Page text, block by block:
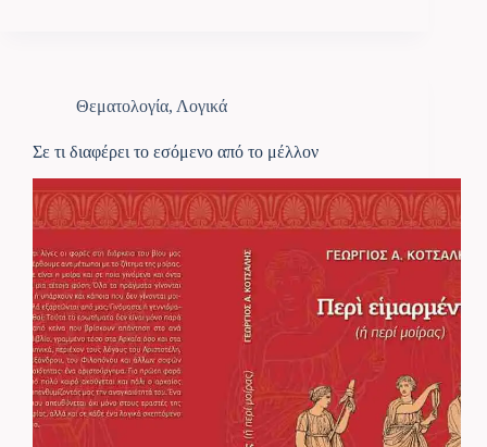
Θεματολογία, Λογικά
Σε τι διαφέρει το εσόμενο από το μέλλον